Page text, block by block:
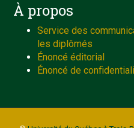
À propos
Service des
les diplômés
Énoncé éditorial
Énoncé de